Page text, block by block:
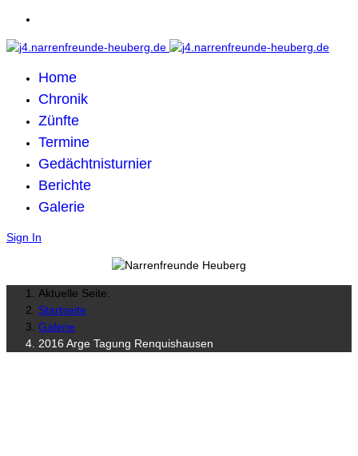
Home
Chronik
Zünfte
Termine
Gedächtnisturnier
Berichte
Galerie
Sign In
Aktuelle Seite:
Startseite
Galerie
2016 Arge Tagung Renquishausen